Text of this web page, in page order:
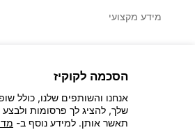
הסכמה לקוקיז
אנחנו והשותפים שלנו, כולל
שלך, להציג לך פרסומות
תאשר אותן. למידע נוסף ב-
מידע מקצועי